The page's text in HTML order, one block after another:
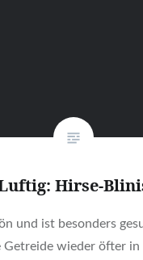
Hirse-
und ist besonders
Getreide wieder öfter